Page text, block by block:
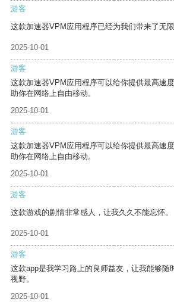
游客
这款加速器VPM应用程序已经为我们带来了无
2025-10-01
游客
这款加速器VPM应用程序可以给你提供最高速
助你在网络上自由移动。
2025-10-01
游客
这款加速器VPM应用程序可以给你提供最高速
助你在网络上自由移动。
2025-10-01
游客
这款游戏的剧情非常感人，让我久久不能忘怀。
2025-10-01
游客
这款app是我学习路上的良师益友，让我能够随
视野。
2025-10-01